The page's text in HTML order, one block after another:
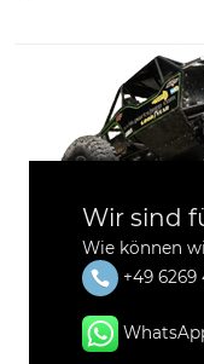
Wir sind
Wie können
+49 6269